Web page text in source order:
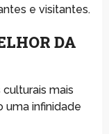
e visitantes.
DA
mais
uma infinidade